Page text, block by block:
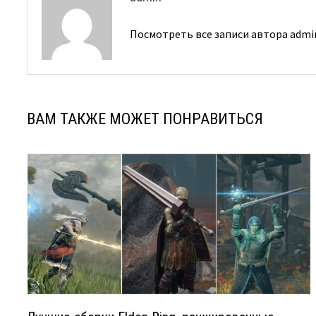
Посмотреть все записи автора
ВАМ ТАКЖЕ МОЖЕТ ПОНРАВИТЬСЯ